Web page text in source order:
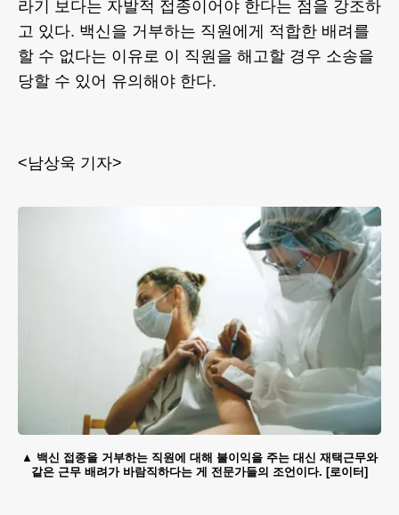
라기 보다는 자발적 접종이어야 한다는 점을 강조하
고 있다. 백신을 거부하는 직원에게 적합한 배려를
할 수 없다는 이유로 이 직원을 해고할 경우 소송을
당할 수 있어 유의해야 한다.
<남상욱 기자>
백신 접종을 거부하는 직원에 대해 불이익을 주는 대신 재택근무와
같은 근무 배려가 바람직하다는 게 전문가들의 조언이다. [로이터]